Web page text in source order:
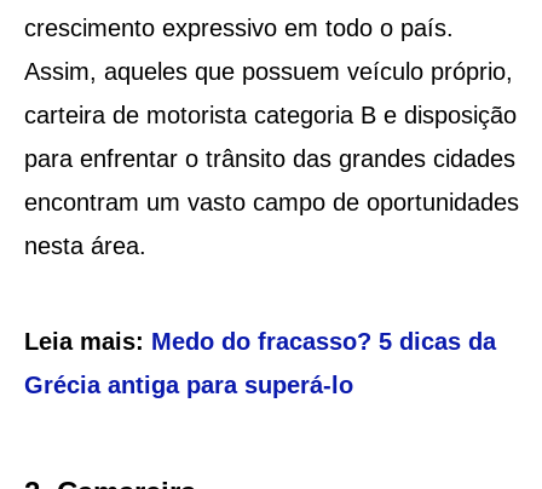
crescimento expressivo em todo o país.
Assim, aqueles que possuem veículo próprio,
carteira de motorista categoria B e disposição
para enfrentar o trânsito das grandes cidades
encontram um vasto campo de oportunidades
nesta área.
Leia mais: Medo do fracasso? 5 dicas da
Grécia antiga para superá-lo